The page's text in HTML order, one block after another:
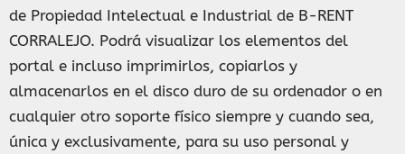
de Propiedad Intelectual e Industrial de B-RENT
CORRALEJO. Podrá visualizar los elementos del
portal e incluso imprimirlos, copiarlos y
almacenarlos en el disco duro de su ordenador o en
cualquier otro soporte físico siempre y cuando sea,
única y exclusivamente, para su uso personal y